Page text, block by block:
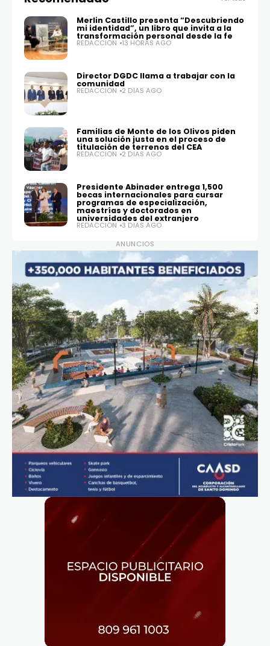
Merlin Castillo presenta “Descubriendo
mi identidad”, un libro que invita a la
transformación personal desde la fe
REDACCIÓN 13 HORAS AGO
Director DGDC llama a trabajar con la
comunidad
REDACCIÓN 2 DÍAS AGO
Familias de Monte de los Olivos piden
una solución justa en el proceso de
titulación de terrenos del CEA
REDACCIÓN 2 DÍAS AGO
Presidente Abinader entrega 1,500
becas internacionales para cursar
programas de especialización,
maestrías y doctorados en
universidades del extranjero
REDACCIÓN
3 DÍAS AGO
ANUNCIOS